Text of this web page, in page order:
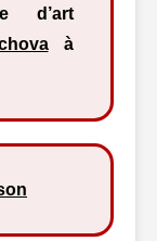
d’art
à